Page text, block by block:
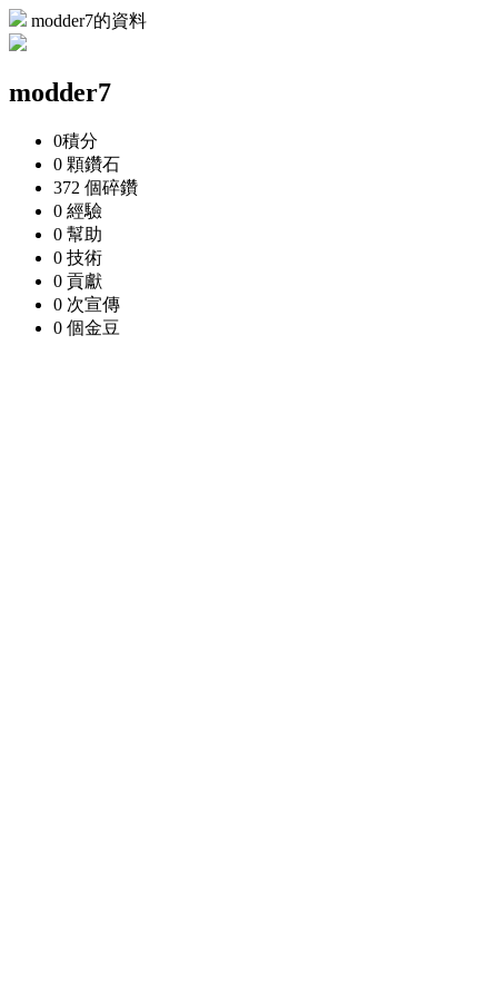
modder7的資料
modder7
0積分
0 顆鑽石
372 個碎鑽
0 經驗
0 幫助
0 技術
0 貢獻
0 次宣傳
0 個金豆